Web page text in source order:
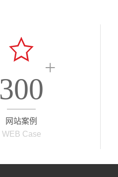
300
+
网站案例
WEB Case